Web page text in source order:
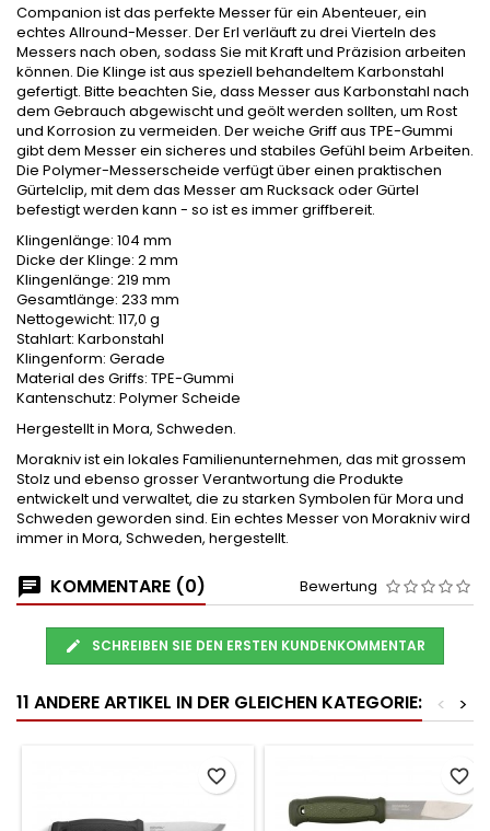
Companion ist das perfekte Messer für ein Abenteuer, ein
echtes Allround-Messer. Der Erl verläuft zu drei Vierteln des
Messers nach oben, sodass Sie mit Kraft und Präzision arbeiten
können. Die Klinge ist aus speziell behandeltem Karbonstahl
gefertigt. Bitte beachten Sie, dass Messer aus Karbonstahl nach
dem Gebrauch abgewischt und geölt werden sollten, um Rost
und Korrosion zu vermeiden. Der weiche Griff aus TPE-Gummi
gibt dem Messer ein sicheres und stabiles Gefühl beim Arbeiten.
Die Polymer-Messerscheide verfügt über einen praktischen
Gürtelclip, mit dem das Messer am Rucksack oder Gürtel
befestigt werden kann - so ist es immer griffbereit.
Klingenlänge: 104 mm
Dicke der Klinge: 2 mm
Klingenlänge: 219 mm
Gesamtlänge: 233 mm
Nettogewicht: 117,0 g
Stahlart: Karbonstahl
Klingenform: Gerade
Material des Griffs: TPE-Gummi
Kantenschutz: Polymer Scheide
Hergestellt in Mora, Schweden.
Morakniv ist ein lokales Familienunternehmen, das mit grossem
Stolz und ebenso grosser Verantwortung die Produkte
entwickelt und verwaltet, die zu starken Symbolen für Mora und
Schweden geworden sind. Ein echtes Messer von Morakniv wird
immer in Mora, Schweden, hergestellt.
KOMMENTARE (0) Bewertung
SCHREIBEN SIE DEN ERSTEN KUNDENKOMMENTAR
11 ANDERE ARTIKEL IN DER GLEICHEN KATEGORIE: >
<
favorite_border favorite_border